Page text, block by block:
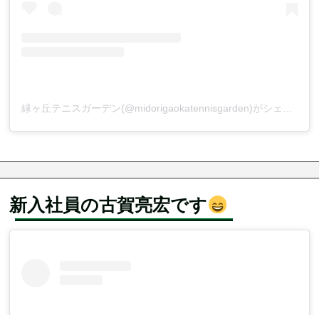
緑ヶ丘テニスガーデン(@midorigaokatennisgarden)がシェアした投稿
新入社員の古賀亮宏です